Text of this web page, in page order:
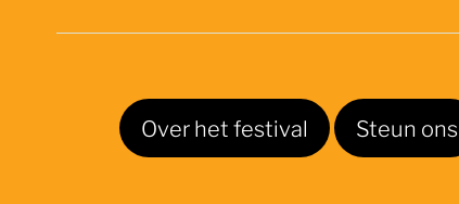
Over het festival Steun ons